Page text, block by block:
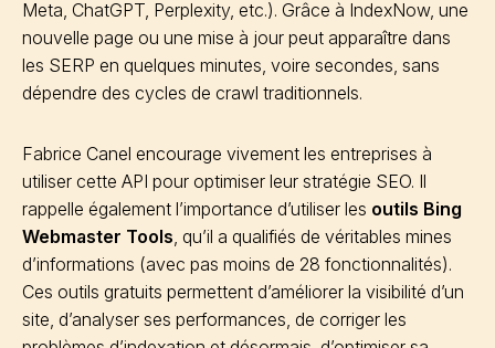
Meta, ChatGPT, Perplexity, etc.). Grâce à IndexNow, une
nouvelle page ou une mise à jour peut apparaître dans
les SERP en quelques minutes, voire secondes, sans
dépendre des cycles de crawl traditionnels.
Fabrice Canel encourage vivement les entreprises à
utiliser cette API pour optimiser leur stratégie SEO. Il
rappelle également l’importance d’utiliser les outils Bing
Webmaster Tools, qu’il a qualifiés de véritables mines
d’informations (avec pas moins de 28 fonctionnalités).
Ces outils gratuits permettent d’améliorer la visibilité d’un
site, d’analyser ses performances, de corriger les